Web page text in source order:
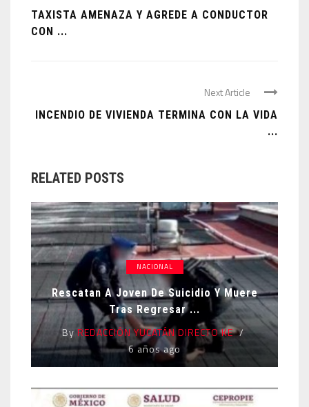
TAXISTA AMENAZA Y AGREDE A CONDUCTOR
CON ...
Next Article
INCENDIO DE VIVIENDA TERMINA CON LA VIDA
...
RELATED POSTS
NACIONAL
Rescatan A Joven De Suicidio Y Muere
Tras Regresar ...
By REDACCIÓN YUCATÁN DIRECTO KE
6 años ago